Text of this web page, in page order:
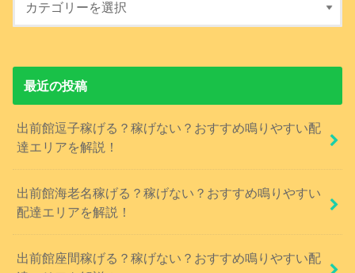
最近の投稿
出前館逗子稼げる？稼げない？おすすめ鳴りやすい配
達エリアを解説！
出前館海老名稼げる？稼げない？おすすめ鳴りやすい
配達エリアを解説！
出前館座間稼げる？稼げない？おすすめ鳴りやすい配